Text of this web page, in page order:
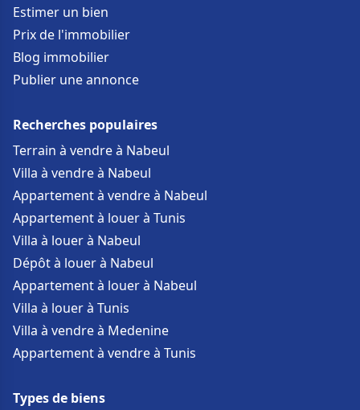
Estimer un bien
Prix de l'immobilier
Blog immobilier
Publier une annonce
Recherches populaires
Terrain à vendre à Nabeul
Villa à vendre à Nabeul
Appartement à vendre à Nabeul
Appartement à louer à Tunis
Villa à louer à Nabeul
Dépôt à louer à Nabeul
Appartement à louer à Nabeul
Villa à louer à Tunis
Villa à vendre à Medenine
Appartement à vendre à Tunis
Types de biens